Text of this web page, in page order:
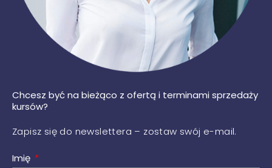
Chcesz być na bieżąco z ofertą i terminami sprzedaży
kursów?
Zapisz się do newslettera – zostaw swój e-mail.
Imię